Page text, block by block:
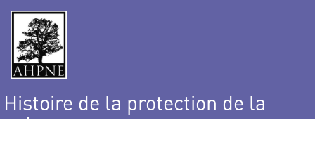
Histoire de la protection de la
nature